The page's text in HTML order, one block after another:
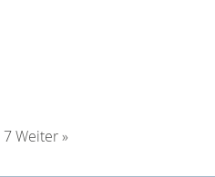
7 Weiter »